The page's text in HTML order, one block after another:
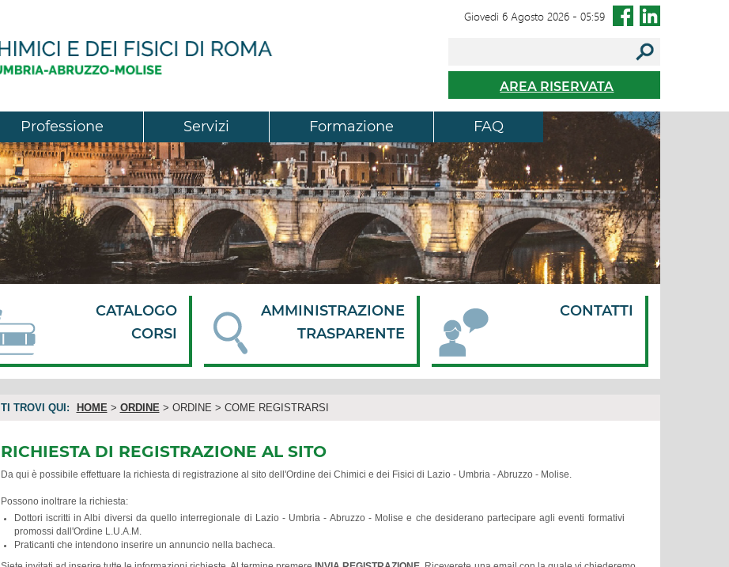
Giovedì 6 Agosto 2026 - 05:59
AREA RISERVATA
Professione Servizi Formazione FAQ
CATALOGO
CORSI
AMMINISTRAZIONE
TRASPARENTE
CONTATTI
TI TROVI QUI: HOME> ORDINE> ORDINE > COME REGISTRARSI
RICHIESTA DI REGISTRAZIONE AL SITO
Da qui è possibile effettuare la richiesta di registrazione al sito dell'Ordine dei Chimici e dei Fisici di Lazio - Umbria - Abruzzo - Molise.
Possono inoltrare la richiesta:
Dottori iscritti in Albi diversi da quello interregionale di Lazio - Umbria - Abruzzo - Molise e che desiderano partecipare agli eventi formativi
promossi dall'Ordine L.U.A.M.
Praticanti che intendono inserire un annuncio nella bacheca.